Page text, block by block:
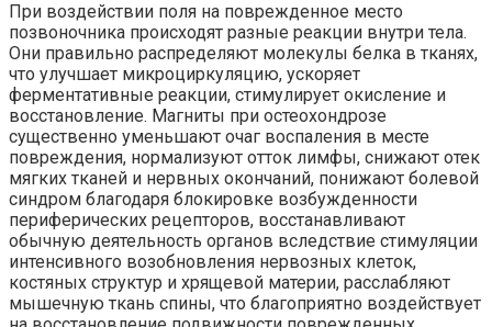
При воздействии поля на поврежденное место
позвоночника происходят разные реакции внутри тела.
Они правильно распределяют молекулы белка в тканях,
что улучшает микроциркуляцию, ускоряет
ферментативные реакции, стимулирует окисление и
восстановление. Магниты при остеохондрозе
существенно уменьшают очаг воспаления в месте
повреждения, нормализуют отток лимфы, снижают отек
мягких тканей и нервных окончаний, понижают болевой
синдром благодаря блокировке возбужденности
периферических рецепторов, восстанавливают
обычную деятельность органов вследствие стимуляции
интенсивного возобновления нервозных клеток,
костяных структур и хрящевой материи, расслабляют
мышечную ткань спины, что благоприятно воздействует